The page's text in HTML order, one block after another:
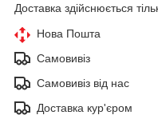
Доставка здійснюється
Нова Пошта
Самовивіз
Самовивіз від нас
Доставка кур'єром